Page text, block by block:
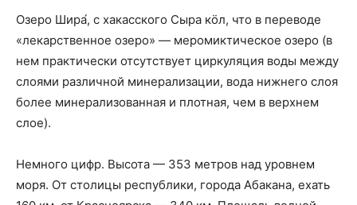
Озеро Шира́, с хакасского Сыра кӧл, что в переводе
«лекарственное озеро» — меромиктическое озеро (в
нем практически отсутствует циркуляция воды между
слоями различной минерализации, вода нижнего слоя
более минерализованная и плотная, чем в верхнем
слое).
Немного цифр. Высота — 353 метров над уровнем
моря. От столицы республики, города Абакана, ехать